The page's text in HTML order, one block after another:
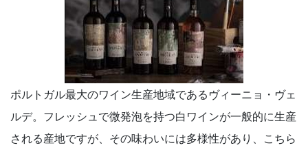
ポルトガル最大のワイン生産地域であるヴィーニョ・ヴェ
ルデ。フレッシュで微発泡を持つ白ワインが一般的に生産
される産地ですが、その味わいには多様性があり、こちら